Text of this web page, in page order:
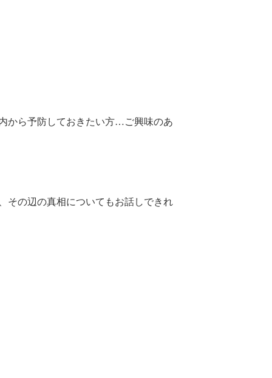
から予防しておきたい方…ご興味のあ
その辺の真相についてもお話しできれ